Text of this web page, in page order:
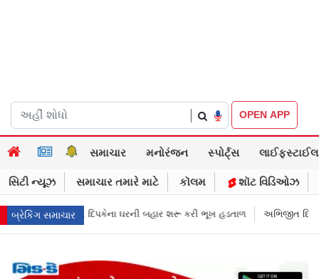
OPEN APP
સમાચાર મનોરંજન સ્પોર્ટ્સ લાઈફસ્ટાઈલ
સિટી ન્યૂઝ સમાચાર તમારે માટે કૉલમ શૉટ વિડિઓઝ
બ્રેકિંગ સમાચાર
બહાર શરૂ કરી ભૂખ હડતાળ અભિજીત દિપકેએ CJPની નવી નીતિ જાહેર કરી,